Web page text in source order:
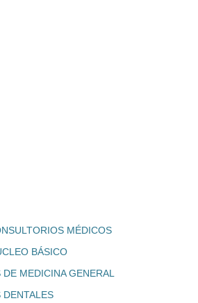
MÉDICOS
BÁSICO
MEDICINA GENERAL
DENTALES